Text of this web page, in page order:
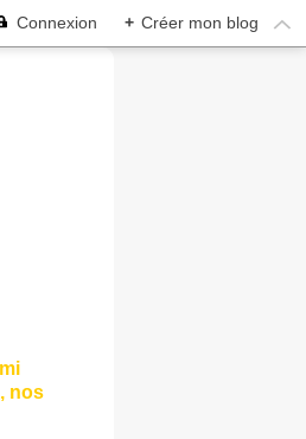
Connexion + Créer mon blog
nos